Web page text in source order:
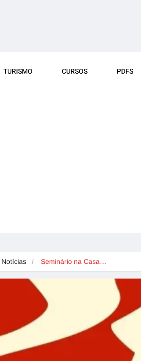
TURISMO CURSOS PDFS
Notícias Seminário na Casa…